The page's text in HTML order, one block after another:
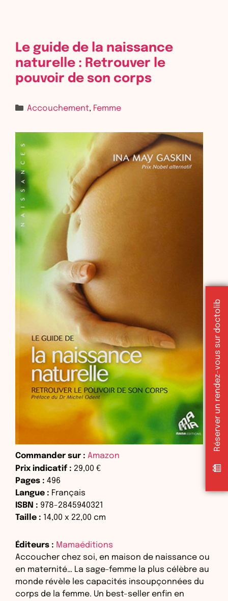
Le guide de la naissance
naturelle : Retrouver le
pouvoir de son corps
Accouchement, Femme
Commander sur : Amazon
Prix indicatif : 29,00 €
Pages : 496
Langue : Français
ISBN : 978-2845940321
Taille : 14,00 x 22,00 cm
Éditeurs : Mamaéditions
Accoucher chez soi, en maison de naissance ou
en maternité… La sage-femme la plus célèbre au
monde révèle les capacités insoupçonnées du
corps de la femme. Un best-seller enfin en
Réserver un rendez-vous sur doctolib